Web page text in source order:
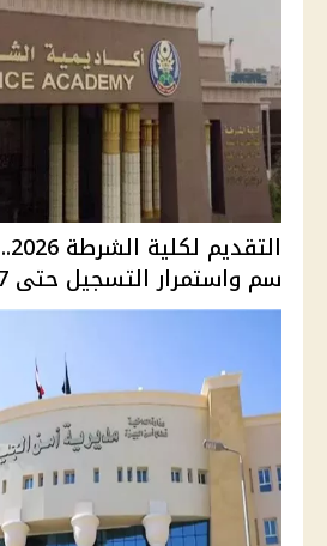
سم واستمرار التسجيل حتى 27 أغس...